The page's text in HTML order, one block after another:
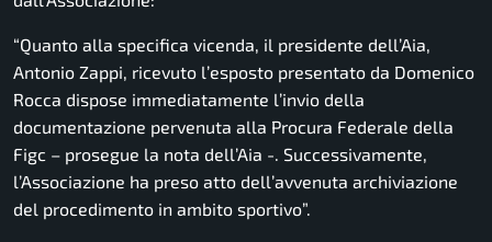
“Quanto alla specifica vicenda, il presidente dell’Aia,
Antonio Zappi, ricevuto l’esposto presentato da Domenico
Rocca dispose immediatamente l’invio della
documentazione pervenuta alla Procura Federale della
Figc – prosegue la nota dell’Aia -. Successivamente,
l’Associazione ha preso atto dell’avvenuta archiviazione
del procedimento in ambito sportivo”.